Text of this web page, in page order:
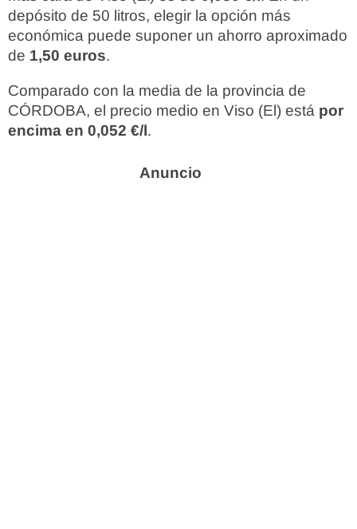
depósito de 50 litros, elegir la opción más
económica puede suponer un ahorro aproximado
de 1,50 euros.
Comparado con la media de la provincia de
CÓRDOBA, el precio medio en Viso (El) está por
encima en 0,052 €/l.